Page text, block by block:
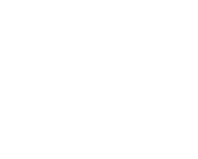
牧場に戻ってきた明希子28歳。今の自分に何がで
るぞ！ 馬とお金と人情と…夢と現実の間で大奮
ヲ ― 47
んです。地方競馬であれば「サラリーマン馬主」
牧場に戻ってきた明希子28歳。今の自分に何がで
るぞ！ 馬とお金と人情と…夢と現実の間で大奮